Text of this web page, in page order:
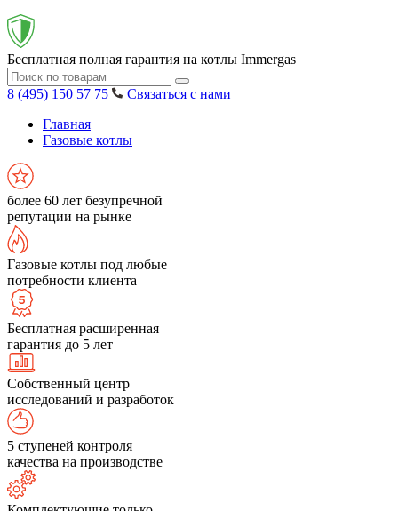
Бесплатная полная гарантия на котлы Immergas
8 (495) 150 57 75
Связаться с нами
Главная
Газовые котлы
более 60 лет безупречной
репутации на рынке
Газовые котлы под любые
потребности клиента
Бесплатная расширенная
гарантия до 5 лет
Собственный центр
исследований и разработок
5 ступеней контроля
качества на производстве